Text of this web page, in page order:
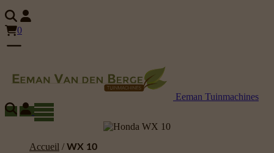
0
Eeman Tuinmachines
Accueil / WX 10